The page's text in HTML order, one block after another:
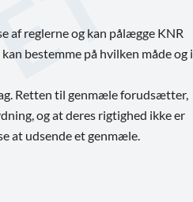
af reglerne og kan pålægge KNR
bestemme på hvilken måde og i
Retten til genmæle forudsætter,
og at deres rigtighed ikke er
at udsende et genmæle.